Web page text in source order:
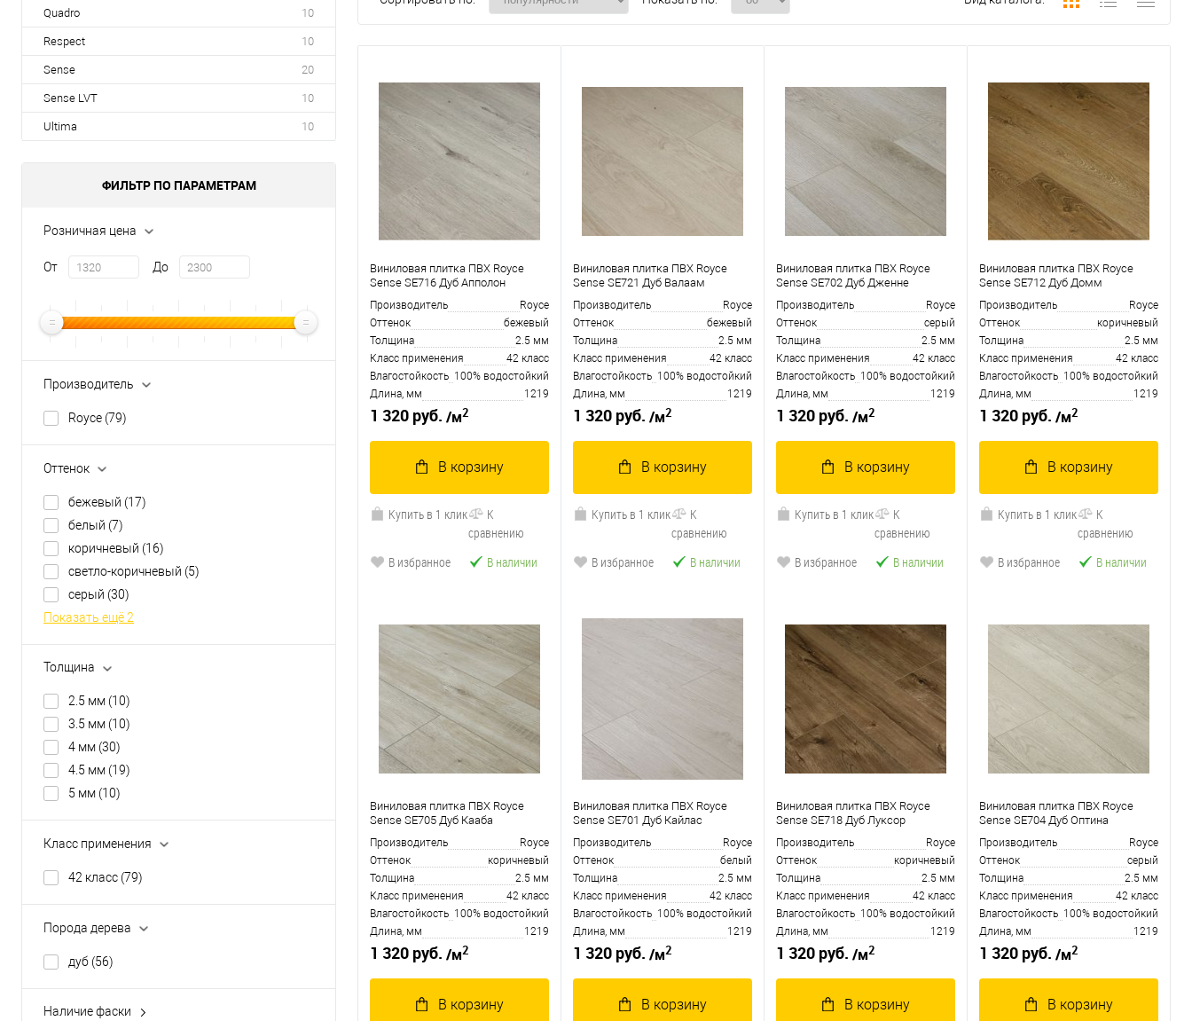
Quadro 10
Respect 10
Sense 20
Sense LVT 10
Ultima 10
ФИЛЬТР ПО ПАРАМЕТРАМ
Розничная цена
От До
Производитель
Royce (79)
Оттенок
бежевый (17)
белый (7)
коричневый (16)
светло-коричневый (5)
серый (30)
Показать ещё 2
Толщина
2.5 мм (10)
3.5 мм (10)
4 мм (30)
4.5 мм (19)
5 мм (10)
Класс применения
42 класс (79)
Порода дерева
дуб (56)
Наличие фаски
Виниловая плитка ПВХ Royce
Sense SE716 Дуб Апполон
Производитель
Royce
Оттенок
бежевый
Толщина
2.5 мм
Класс применения
42 класс
Влагостойкость 100% водостойкий
Длина, мм
1219
1 320 руб. /м2
В корзину
Купить в 1 клик
К
сравнению
В избранное
В наличии
Виниловая плитка ПВХ Royce
Sense SE721 Дуб Валаам
Производитель
Royce
Оттенок
бежевый
Толщина
2.5 мм
Класс применения
42 класс
Влагостойкость 100% водостойкий
Длина, мм
1219
1 320 руб. /м2
В корзину
Купить в 1 клик
К
сравнению
В избранное
В наличии
Виниловая плитка ПВХ Royce
Sense SE702 Дуб Дженне
Производитель
Royce
Оттенок
серый
Толщина
2.5 мм
Класс применения
42 класс
Влагостойкость 100% водостойкий
Длина, мм
1219
1 320 руб. /м2
В корзину
Купить в 1 клик
К
сравнению
В избранное
В наличии
Виниловая плитка ПВХ Royce
Sense SE712 Дуб Домм
Производитель
Royce
Оттенок
коричневый
Толщина
2.5 мм
Класс применения
42 класс
Влагостойкость 100% водостойкий
Длина, мм
1219
1 320 руб. /м2
В корзину
Купить в 1 клик
К
сравнению
В избранное
В наличии
Виниловая плитка ПВХ Royce
Sense SE705 Дуб Кааба
Производитель
Royce
Оттенок
коричневый
Толщина
2.5 мм
Класс применения
42 класс
Влагостойкость 100% водостойкий
Длина, мм
1219
1 320 руб. /м2
В корзину
Виниловая плитка ПВХ Royce
Sense SE701 Дуб Кайлас
Производитель
Royce
Оттенок
белый
Толщина
2.5 мм
Класс применения
42 класс
Влагостойкость 100% водостойкий
Длина, мм
1219
1 320 руб. /м2
В корзину
Виниловая плитка ПВХ Royce
Sense SE718 Дуб Луксор
Производитель
Royce
Оттенок
коричневый
Толщина
2.5 мм
Класс применения
42 класс
Влагостойкость 100% водостойкий
Длина, мм
1219
1 320 руб. /м2
В корзину
Виниловая плитка ПВХ Royce
Sense SE704 Дуб Оптина
Производитель
Royce
Оттенок
серый
Толщина
2.5 мм
Класс применения
42 класс
Влагостойкость 100% водостойкий
Длина, мм
1219
1 320 руб. /м2
В корзину